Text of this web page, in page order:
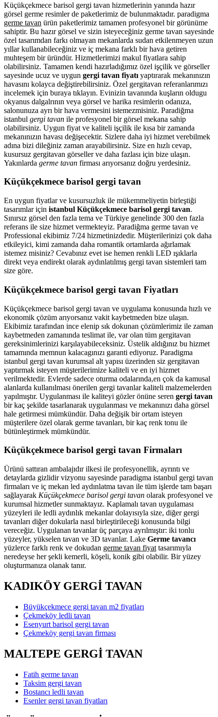
Küçükçekmece barisol gergi tavan hizmetlerinin yanında hazır
görsel germe resimler de paketlerimiz de bulunmaktadır. paradigma
germe tavan ürün paketlerimiz tamamen profesyonel bir görünüme
sahiptir. Bu hazır görsel ve sizin isteyeceğiniz germe tavan sayesinde
özel tasarımdan farkı olmayan mekanlarda sudan etkilenmeyen uzun
yıllar kullanabileceğiniz ve iç mekana farklı bir hava getiren
muhteşem bir üründür. Hizmetlerimizi makul fiyatlara sahip
olabilirsiniz. Tamamen kendi hazırladığımız özel işçilik ve görseller
sayesinde ucuz ve uygun gergi tavan fiyatı yaptırarak mekanınızın
havasını kolayca değiştirebilirsiniz. Özel gergitavan referanlarımızı
incelemek için buraya tıklayın. Evinizin tavanında kuşların oldugu
okyanus dalgalrının veya görsel ve harika resimlerin odanıza,
salonunuza ayrı bir hava vermesini istemezmisiniz. Paradiğma
istanbul gergi tavan ile profesyonel bir görsel mekana sahip
olabilirsiniz. Uygun fiyat ve kaliteli işçilik ile kısa bir zamanda
mekanınızın havası değişecektir. Sizlere daha iyi hizmet verebilmek
adına bizi dileğiniz zaman arayabilirsiniz. Size en hızlı cevap,
kusursuz gergitavan görseller ve daha fazlası için bize ulaşın.
Yakınlarda germe tavan firması arıyorsanız doğru yerdesiniz.
Küçükçekmece barisol gergi tavan
En uygun fiyatlar ve kusursuzluk ile mükemmeliyetin birleştiği
tasarımlar için istanbul Küçükçekmece barisol gergi tavan.
Sınırsız görsel den fazla tema ve Türkiye genelinde 300 den fazla
referans ile size hizmet vermekteyiz. Paradiğma germe tavan ve
Professional ekibimiz 7/24 hizmetinizdedir. Müşterilerinizi çok daha
etkileyici, kimi zamanda daha romantik ortamlarda ağırlamak
istemez misiniz? Cevabınız evet ise hemen renkli LED ışıklarla
direkt veya endirekt olarak aydınlatılmış gergi tavan sistemleri tam
size göre.
Küçükçekmece barisol gergi tavan Fiyatları
Küçükçekmece barisol gergi tavan ve uygulama konusunda hızlı ve
ekonomik çözüm arıyorsanız vakit kaybetmeden bize ulaşın.
Ekibimiz tarafından ince elenip sık dokunan çözümlerimiz ile zaman
kaybetmeden zamanında teslimat ile, var olan tüm gergitavan
gereksinimlerinizi karşılayabileceksiniz. Üstelik aldığınız bu hizmet
tamamında memnun kalacagınızı garanti ediyoruz. Paradigma
istanbul gergi tavan kurumsal alt yapısı üzerinden siz gergitavan
yaptırmak isteyen müşterilerimize kaliteli ve en iyi hizmet
verilmektedir. Evlerde sadece oturma odalarında,en çok da kamusal
alanlarda kullanılması önerilen gergi tavanlar kaliteli malzemelerden
yapılmıştır. Uygulanması ile kaliteyi gözler önüne seren gergi tavan
bir kaç şekilde tasarlanarak uygulanması ve mekanınızı daha görsel
hale getirmesi mümkündür. Daha değişik bir ortam isteyen
müşterilere özel olarak germe tavanları, bir kaç renk tonu ile
bütünleştirmek mümkündür.
Küçükçekmece barisol gergi tavan Firmaları
Ürünü sattıran ambalajıdır ilkesi ile profesyonellik, ayrıntı ve
detaylarda gizlidir vizyonu sayesinde paradigma istanbul gergi tavan
firmaları ve iç mekan led aydınlatma tavan ile tüm işlerde tam başarı
sağlayarak Küçükçekmece barisol gergi tavan olarak profesyonel ve
kurumsal hizmetler sunmaktayız. Kaplamalı tavan uygulaması
yüzeyleri ile ledli aydınlık mekanlar dolayısıyla size, diğer gergi
tavanları diğer dokularla nasıl birleştirileceği konusunda bilgi
vereceğiz. Uygulanan tavanlar üç parçaya ayrılmıştır: iki tonlu
yüzeyler, yükselen tavan ve 3D tavanlar. Lake Germe tavancı
yüzlerce farklı renk ve dokudan germe tavan fiyat tasarımıyla
neredeyse her şekli kemerli, köşeli, konik gibi olabilir. Bir yüzey
oluşturmanıza olanak tanır.
KADIKÖY GERGİ TAVAN
Büyükçekmece gergi tavan m2 fiyatları
Çekmeköy ledli tavan
Esenyurt barisol gergi tavan
Çekmeköy gergi tavan firması
MALTEPE GERGİ TAVAN
Fatih germe tavan
Taksim gergi tavan
Bostancı ledli tavan
Esenler gergi tavan fiyatları